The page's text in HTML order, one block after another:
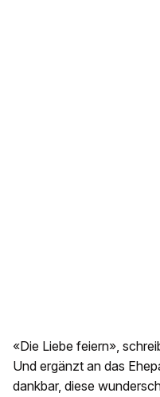
«Die Liebe feiern»,
Und ergänzt an das
dankbar, diese